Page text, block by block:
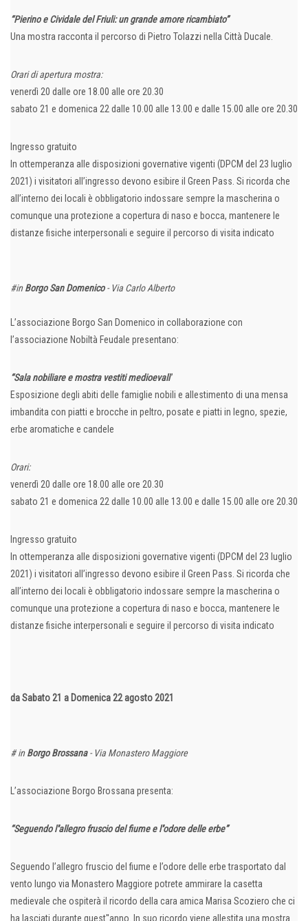
“Pierino e Cividale del Friuli: un grande amore ricambiato”
Una mostra racconta il percorso di Pietro Tolazzi nella Città Ducale.
Orari di apertura mostra:
venerdì 20 dalle ore 18.00 alle ore 20.30
sabato 21 e domenica 22 dalle 10.00 alle 13.00 e dalle 15.00 alle ore 20.30
Ingresso gratuito
In ottemperanza alle disposizioni governative vigenti (DPCM del 23 luglio
2021) i visitatori all’ingresso devono esibire il Green Pass. Si ricorda che
all’interno dei locali è obbligatorio indossare sempre la mascherina o
comunque una protezione a copertura di naso e bocca, mantenere le
distanze fisiche interpersonali e seguire il percorso di visita indicato
#inBorgo San Domenico- Via Carlo Alberto
L’associazione Borgo San Domenico in collaborazione con
l’associazione Nobiltà Feudale presentano:
“Sala nobiliare e mostra vestiti medioevali”
Esposizione degli abiti delle famiglie nobili e allestimento di una mensa
imbandita con piatti e brocche in peltro, posate e piatti in legno, spezie,
erbe aromatiche e candele
Orari:
venerdì 20 dalle ore 18.00 alle ore 20.30
sabato 21 e domenica 22 dalle 10.00 alle 13.00 e dalle 15.00 alle ore 20.30
Ingresso gratuito
In ottemperanza alle disposizioni governative vigenti (DPCM del 23 luglio
2021) i visitatori all’ingresso devono esibire il Green Pass. Si ricorda che
all’interno dei locali è obbligatorio indossare sempre la mascherina o
comunque una protezione a copertura di naso e bocca, mantenere le
distanze fisiche interpersonali e seguire il percorso di visita indicato
da Sabato 21 a Domenica 22 agosto 2021
# inBorgo Brossana- Via Monastero Maggiore
L’associazione Borgo Brossana presenta:
“Seguendo l''allegro fruscio del fiume e l''odore delle erbe”
Seguendo l’allegro fruscio del fiume e l’odore delle erbe trasportato dal
vento lungo via Monastero Maggiore potrete ammirare la casetta
medievale che ospiterà il ricordo della cara amica Marisa Scoziero che ci
ha lasciati durante quest''anno. In suo ricordo viene allestita una mostra